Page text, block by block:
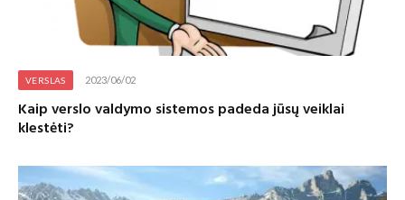
VERSLAS 2023/06/02
Kaip verslo valdymo sistemos padeda jūsų veiklai
klestėti?